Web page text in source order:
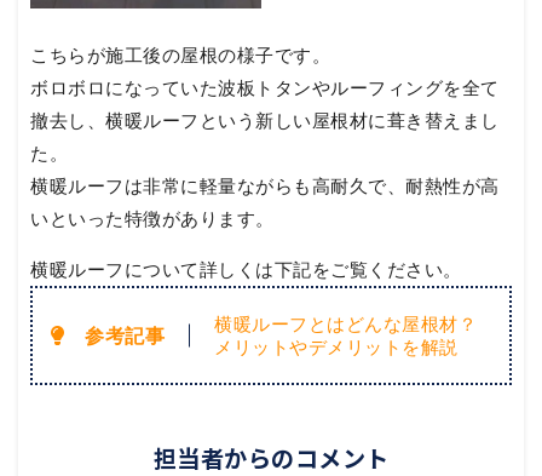
こちらが施工後の屋根の様子です。
ボロボロになっていた波板トタンやルーフィングを全て
撤去し、横暖ルーフという新しい屋根材に葺き替えまし
た。
横暖ルーフは非常に軽量ながらも高耐久で、耐熱性が高
いといった特徴があります。
横暖ルーフについて詳しくは下記をご覧ください。
横暖ルーフとはどんな屋根材？
メリットやデメリットを解説
担当者からのコメント